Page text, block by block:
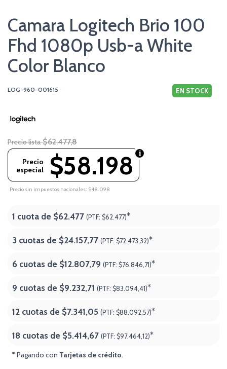
Camara Logitech Brio 100
Fhd 1080p Usb-a White
Color Blanco
LOG-960-001615 EN STOCK
Precio lista $62.477,8
$58.198
Precio
especial
Precio sin impuestos nacionales: $48.098
1 cuota de $62.477 (PTF: $62.477)*
3 cuotas de $24.157,77 (PTF: $72.473,32)*
6 cuotas de $12.807,79 (PTF: $76.846,71)*
9 cuotas de $9.232,71 (PTF: $83.094,41)*
12 cuotas de $7.341,05 (PTF: $88.092,57)*
18 cuotas de $5.414,67 (PTF: $97.464,12)*
* Pagando con Tarjetas de crédito.